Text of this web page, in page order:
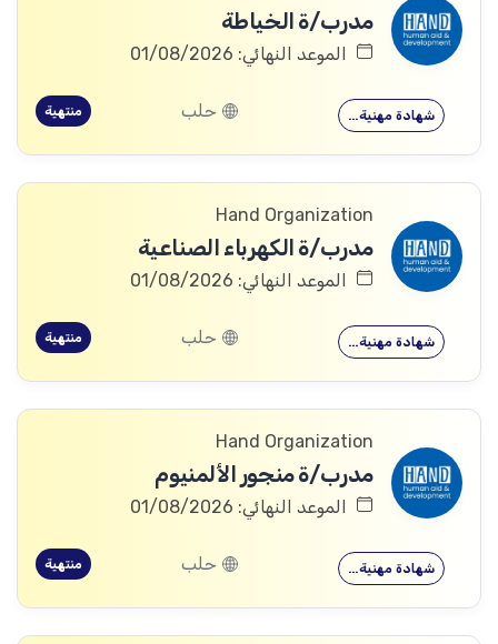
مدرب/ة الخياطة
الموعد النهائي: 01/08/2026
شهادة مهنية… حلب منتهية
Hand Organization
مدرب/ة الكهرباء الصناعية
الموعد النهائي: 01/08/2026
شهادة مهنية… حلب منتهية
Hand Organization
مدرب/ة منجور الألمنيوم
الموعد النهائي: 01/08/2026
شهادة مهنية… حلب منتهية